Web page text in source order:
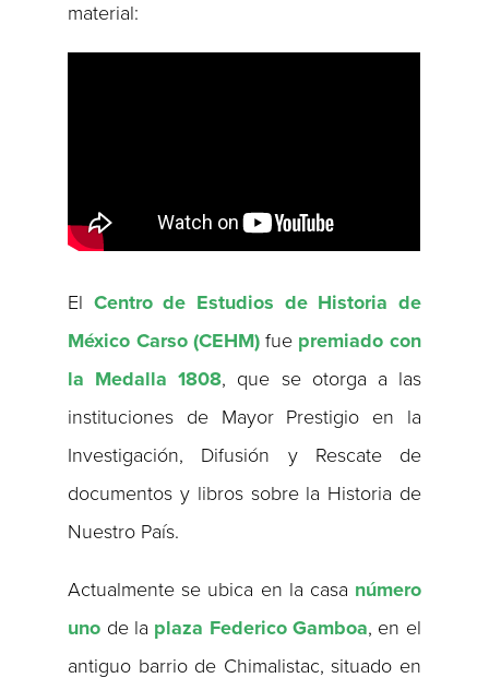
material:
El Centro de Estudios de Historia de
México Carso (CEHM)fue premiado con
la Medalla 1808, que se otorga a las
instituciones de Mayor Prestigio en la
Investigación, Difusión y Rescate de
documentos y libros sobre la Historia de
Nuestro País.
Actualmente se ubica en la casa número
uno de la plaza Federico Gamboa, en el
antiguo barrio de Chimalistac, situado en